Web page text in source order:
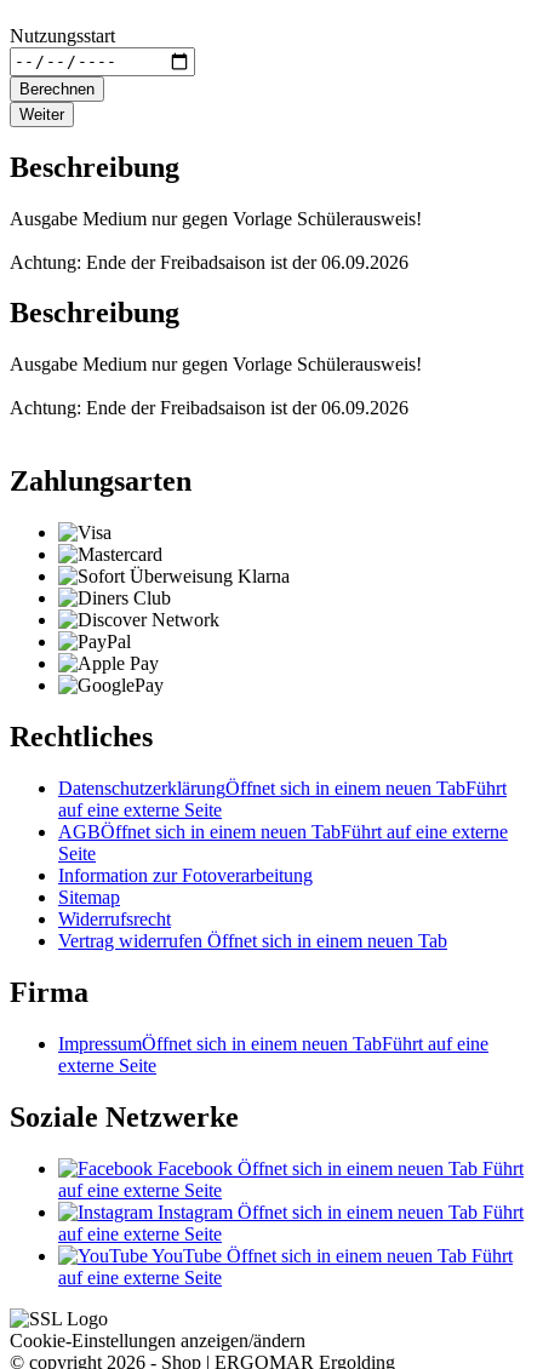
Nutzungsstart
Berechnen
Weiter
Beschreibung
Ausgabe Medium nur gegen Vorlage Schülerausweis!
Achtung: Ende der Freibadsaison ist der 06.09.2026
Beschreibung
Ausgabe Medium nur gegen Vorlage Schülerausweis!
Achtung: Ende der Freibadsaison ist der 06.09.2026
Zahlungsarten
Rechtliches
DatenschutzerklärungÖffnet sich in einem neuen TabFührt
auf eine externe Seite
AGBÖffnet sich in einem neuen TabFührt auf eine externe
Seite
Information zur Fotoverarbeitung
Sitemap
Widerrufsrecht
Vertrag widerrufen Öffnet sich in einem neuen Tab
Firma
ImpressumÖffnet sich in einem neuen TabFührt auf eine
externe Seite
Soziale Netzwerke
Facebook Öffnet sich in einem neuen Tab Führt
auf eine externe Seite
Instagram Öffnet sich in einem neuen Tab Führt
auf eine externe Seite
YouTube Öffnet sich in einem neuen Tab Führt
auf eine externe Seite
Cookie-Einstellungen anzeigen/ändern
© copyright 2026 - Shop | ERGOMAR Ergolding